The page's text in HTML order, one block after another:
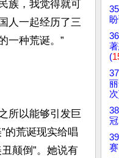
族，我觉得就可
人一起经历了三
一种荒诞。”
所以能够引发巨
的荒诞现实给唱
颠倒”。她说有
(